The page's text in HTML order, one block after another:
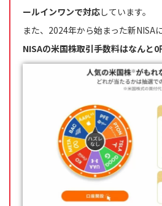
ールインワンで対応しています。
また、2024年から始まった新NISA
NISAの米国株取引手数料はなんと0